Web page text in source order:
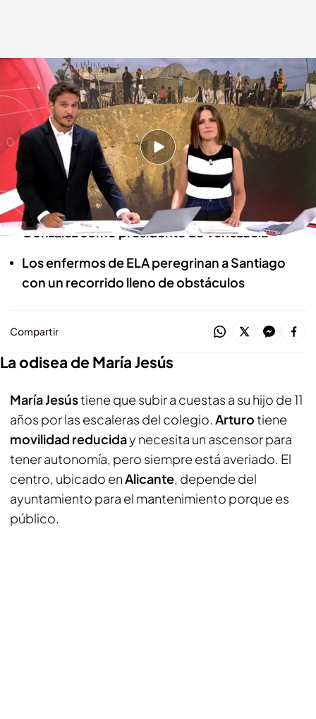
Las noticias, de la mano de Diego Losada y Mónica Sanz
Redacción digital Noticias Cuatro
10 SEP 2024 - 21:39h.
María Jesús, la mujer que lleva a cuestas a su
hijo en un colegio de Alicante
El Congreso quiere reconocer a Edmundo
González como presidente de Venezuela
Los enfermos de ELA peregrinan a Santiago
con un recorrido lleno de obstáculos
Compartir
La odisea de María Jesús
María Jesústiene que subir a cuestas a su hijo de 11
años por las escaleras del colegio. Arturotiene
movilidad reduciday necesita un ascensor para
tener autonomía, pero siempre está averiado. El
centro, ubicado enAlicante, depende del
ayuntamiento para el mantenimiento porque es
público.